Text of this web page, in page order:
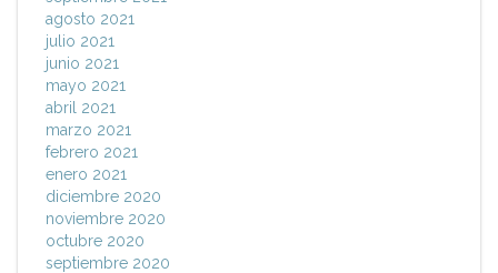
agosto 2021
julio 2021
junio 2021
mayo 2021
abril 2021
marzo 2021
febrero 2021
enero 2021
diciembre 2020
noviembre 2020
octubre 2020
septiembre 2020